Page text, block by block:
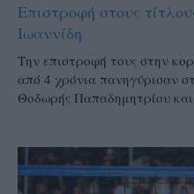
Επιστροφή στους
Ιωαννίδη
Την επιστροφή τους στην
από 4 χρόνια πανηγύρισαν
Θοδωρής Παπαδημητρίου